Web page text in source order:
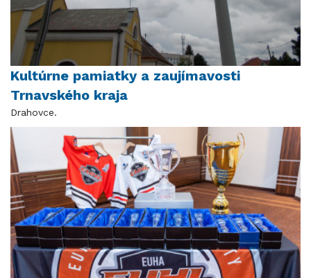
Kultúrne pamiatky a zaujímavosti
Trnavského kraja
Drahovce.